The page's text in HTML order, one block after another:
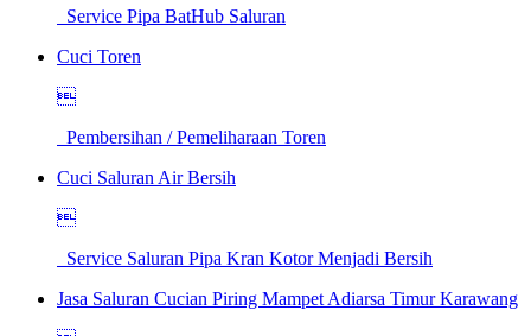
Service Pipa BatHub Saluran
Cuci Toren

Pembersihan / Pemeliharaan Toren
Cuci Saluran Air Bersih

Service Saluran Pipa Kran Kotor Menjadi Bersih
Jasa Saluran Cucian Piring Mampet Adiarsa Timur Karawang